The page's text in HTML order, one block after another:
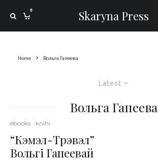
0 Skaryna Press
Home Вольга Гапеева
Latest
Вольга Гапеева
ebooks knihi
“Кэмэл-Трэвэл”
Вольгі Гапеевай